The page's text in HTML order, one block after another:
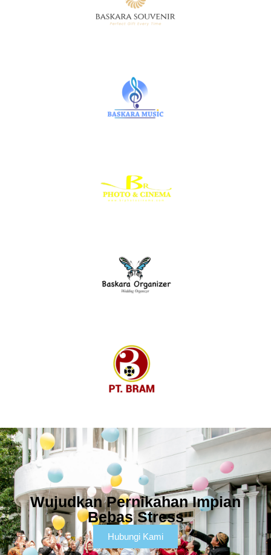
Wujudkan Pernikahan Impian
Bebas Stress
Hubungi Kami